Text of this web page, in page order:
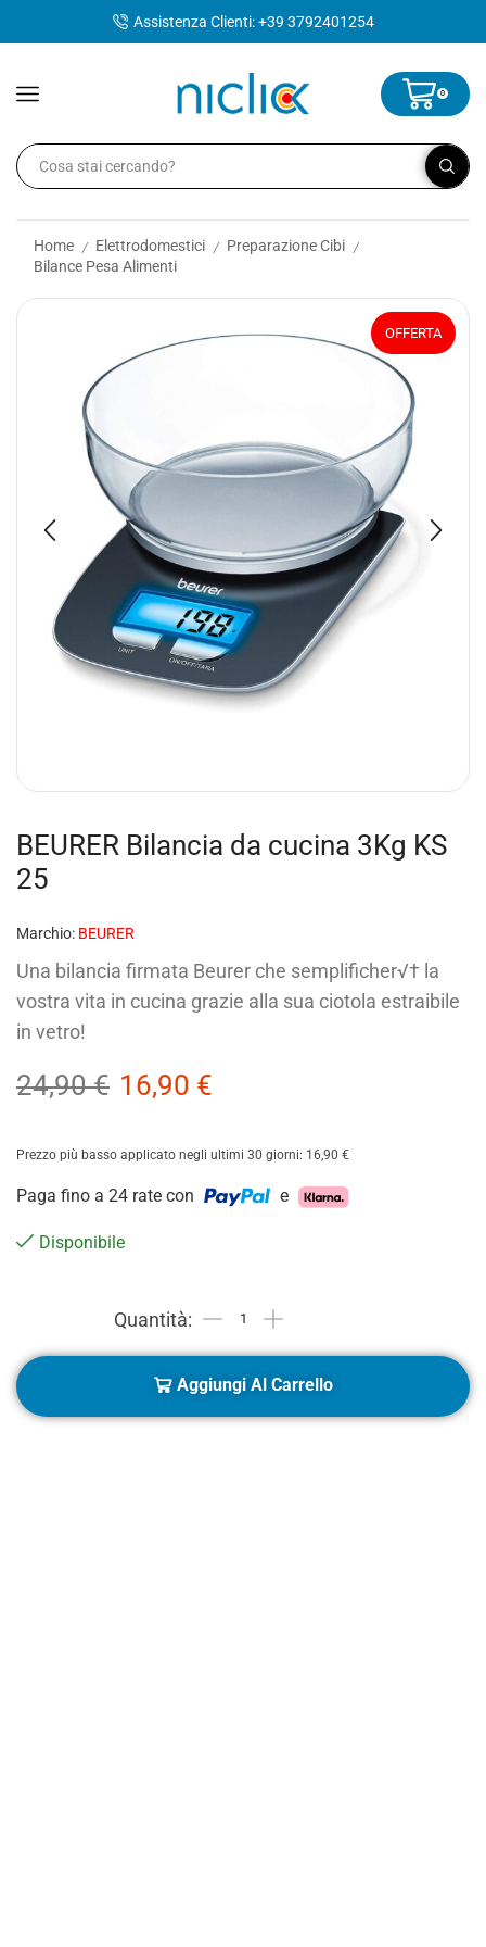
Assistenza Clienti: +39 3792401254
0
Home / Elettrodomestici / Preparazione Cibi /
Bilance Pesa Alimenti
OFFERTA
BEURER Bilancia da cucina 3Kg KS
25
Marchio: BEURER
Una bilancia firmata Beurer che semplificher√† la
vostra vita in cucina grazie alla sua ciotola estraibile
in vetro!
24,90€ 16,90 €
Prezzo più basso applicato negli ultimi 30 giorni: 16,90 €
Paga fino a 24 rate con e
Disponibile
Aggiungi Al Carrello